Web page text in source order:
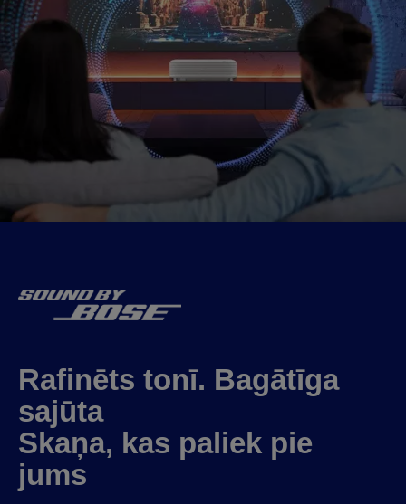
Rafinēts tonī. Bagātīga
sajūta
Skaņa, kas paliek pie
jums